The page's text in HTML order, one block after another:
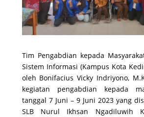
Tim Pengabdian kepada
Sistem Informasi (Kampus Kota
oleh Bonifacius Vicky Indriyono,
kegiatan pengabdian kepada
tanggal 7 Juni – 9 Juni 2023 yang
SLB Nurul Ikhsan Ngadiluwih